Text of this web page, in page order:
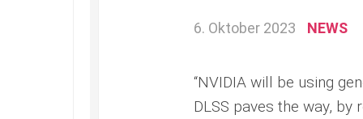
6. Oktober 2023 NEWS
“NVIDIA will be using
DLSS paves the way,